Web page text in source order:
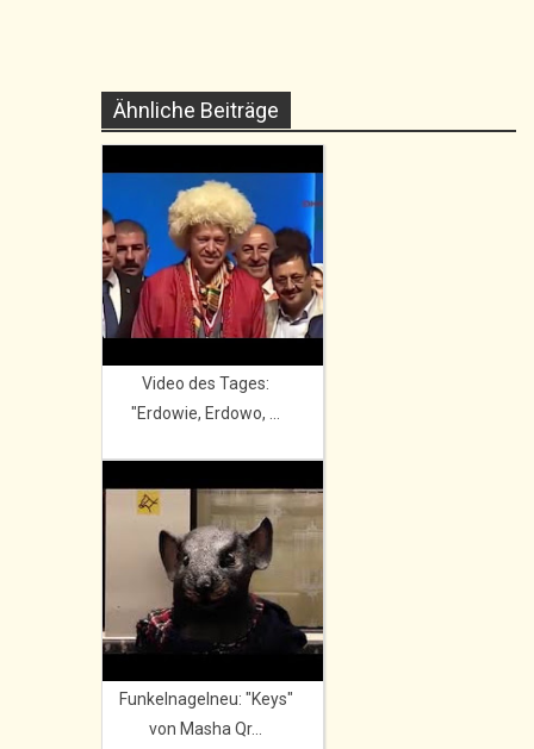
Ähnliche Beiträge
Video des Tages:
"Erdowie, Erdowo, ...
Funkelnagelneu: "Keys"
von Masha Qr...